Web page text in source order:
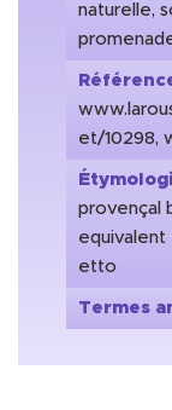
naturelle,
et/10298,
provençal
equivalent
etto
Termes